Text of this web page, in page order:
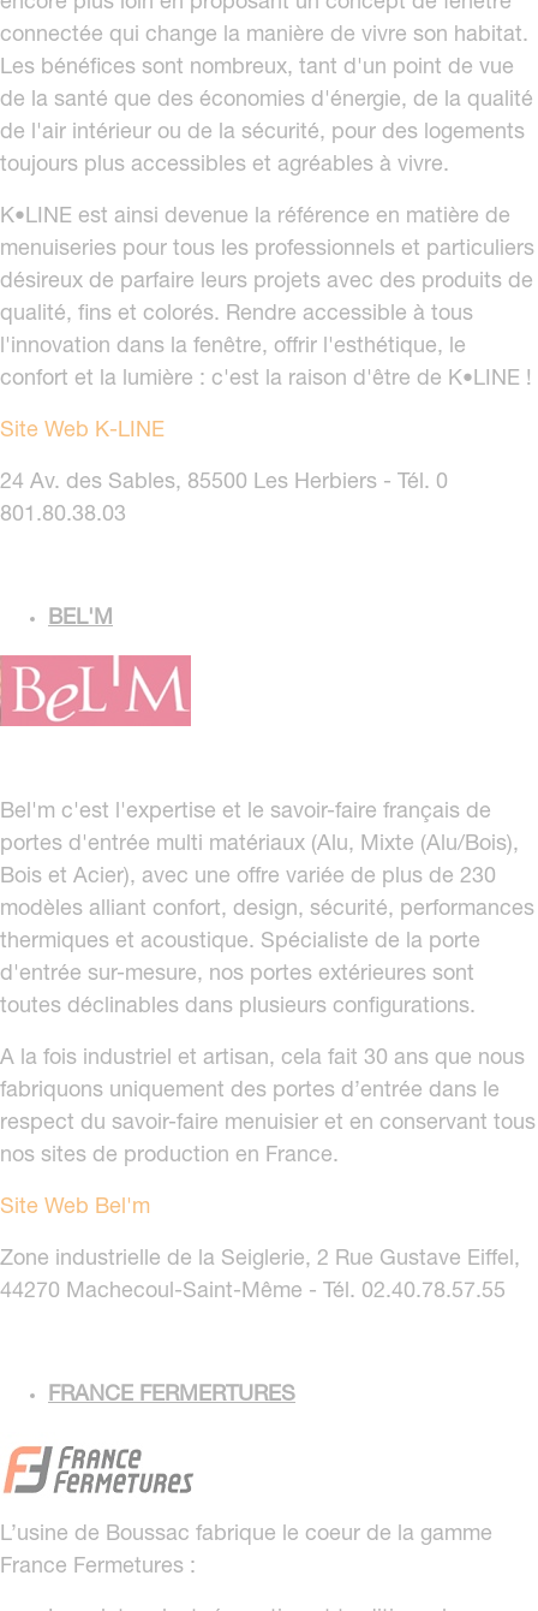
connectée qui change la manière de vivre son habitat.
Les bénéfices sont nombreux, tant d'un point de vue
de la santé que des économies d'énergie, de la qualité
de l'air intérieur ou de la sécurité, pour des logements
toujours plus accessibles et agréables à vivre.
K•LINE est ainsi devenue la référence en matière de
menuiseries pour tous les professionnels et particuliers
désireux de parfaire leurs projets avec des produits de
qualité, fins et colorés. Rendre accessible à tous
l'innovation dans la fenêtre, offrir l'esthétique, le
confort et la lumière : c'est la raison d'être de K•LINE !
Site Web K-LINE
24 Av. des Sables, 85500 Les Herbiers - Tél. 0
801.80.38.03
BEL'M
Bel'm c'est l'expertise et le savoir-faire français de
portes d'entrée multi matériaux (Alu, Mixte (Alu/Bois),
Bois et Acier), avec une offre variée de plus de 230
modèles alliant confort, design, sécurité, performances
thermiques et acoustique. Spécialiste de la porte
d'entrée sur-mesure, nos portes extérieures sont
toutes déclinables dans plusieurs configurations.
A la fois industriel et artisan, cela fait 30 ans que nous
fabriquons uniquement des portes d’entrée dans le
respect du savoir-faire menuisier et en conservant tous
nos sites de production en France.
Site Web Bel'm
Zone industrielle de la Seiglerie, 2 Rue Gustave Eiffel,
44270 Machecoul-Saint-Même - Tél. 02.40.78.57.55
FRANCE FERMERTURES
L’usine de Boussac fabrique le coeur de la gamme
France Fermetures :